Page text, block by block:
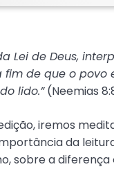
Lei de Deus,
de que o povo
lido.”(Neemias
iremos
da
sobre a